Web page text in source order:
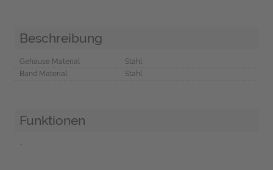
Beschreibung
Gehäuse Material
Stahl
Band Material
Stahl
Funktionen
-